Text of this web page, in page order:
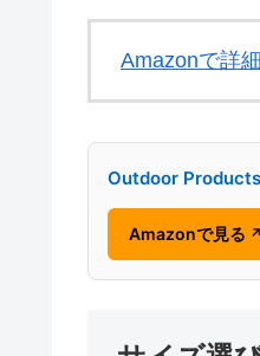
Amazonで詳
Outdoor Products
Amazonで見る ↗